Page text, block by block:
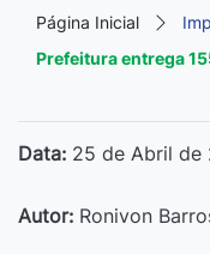
Página Inicial
Prefeitura entrega
Data: 25 de Abril de
Autor: Ronivon